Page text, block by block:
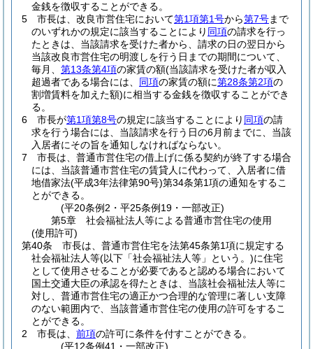
金銭を徴収することができる。
5
市長は、改良市営住宅において第1項第1号から第7号まで
のいずれかの規定に該当することにより 同項の請求を行っ
たときは、当該請求を受けた者から、請求の日の翌日から
当該改良市営住宅の明渡しを行う日までの期間について、
毎月、 第13条第4項の家賃の額(当該請求を受けた者が収入
超過者である場合には、 同項の家賃の額に第28条第2項の
割増賃料を加えた額)に相当する金銭を徴収することができ
る。
6
市長が第1項第8号の規定に該当することにより 同項の請
求を行う場合には、当該請求を行う日の6月前までに、当該
入居者にその旨を通知しなければならない。
7
市長は、普通市営住宅の借上げに係る契約が終了する場合
には、当該普通市営住宅の賃貸人に代わって、入居者に借
地借家法(平成3年法律第90号)第34条第1項の通知をするこ
とができる。
(平20条例2・平25条例19・一部改正)
第5章
社会福祉法人等による普通市営住宅の使用
(使用許可)
第40条
市長は、普通市営住宅を法第45条第1項に規定する
社会福祉法人等(以下「社会福祉法人等」という。)に住宅
として使用させることが必要であると認める場合において
国土交通大臣の承認を得たときは、当該社会福祉法人等に
対し、普通市営住宅の適正かつ合理的な管理に著しい支障
のない範囲内で、当該普通市営住宅の使用の許可をするこ
とができる。
2
市長は、 前項の許可に条件を付すことができる。
(平12条例41・一部改正)